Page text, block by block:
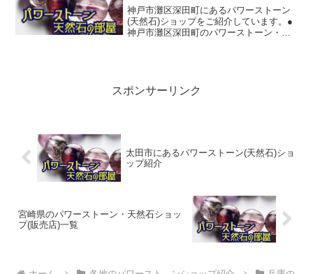
神戸市灘区深田町にあるパワーストーン
(天然石)ショップをご紹介しています。●
神戸市灘区深田町のパワーストーン・天
スポンサーリンク
太田市にあるパワーストーン(天然石)ショ
ップ紹介
宮崎県のパワーストーン・天然石ショッ
プ(販売店)一覧